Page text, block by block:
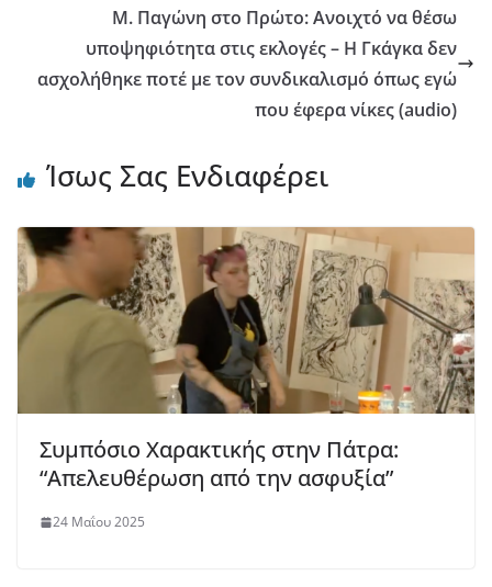
Μ. Παγώνη στο Πρώτο: Ανοιχτό να θέσω
υποψηφιότητα στις εκλογές – Η Γκάγκα δεν
ασχολήθηκε ποτέ με τον συνδικαλισμό όπως εγώ
που έφερα νίκες (audio)
Ίσως Σας Ενδιαφέρει
Συμπόσιο Χαρακτικής στην Πάτρα:
“Απελευθέρωση από την ασφυξία”
24 Μαΐου 2025